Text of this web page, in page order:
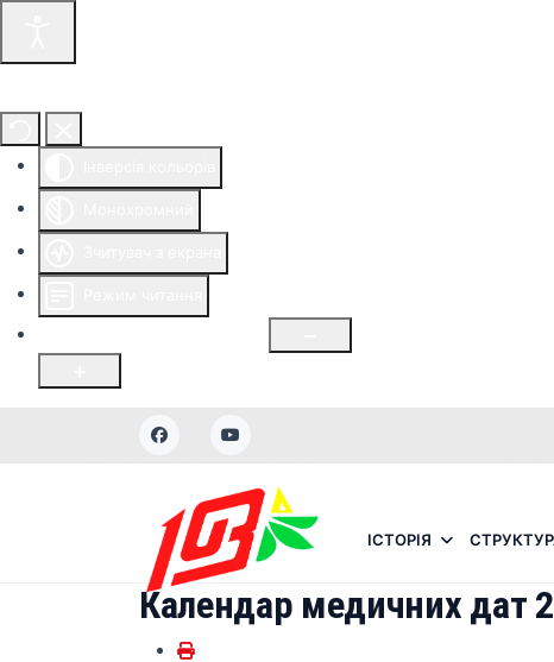
ІСТОРІЯ
Календар медичних дат